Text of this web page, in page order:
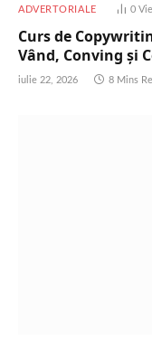
ADVERTORIALE 0
Curs de
Vând, Conving și
iulie 22, 2026 8 Mins